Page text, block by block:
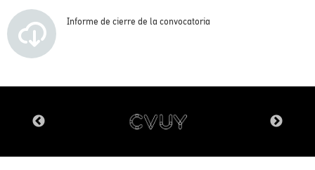
Informe de cierre de la convocatoria